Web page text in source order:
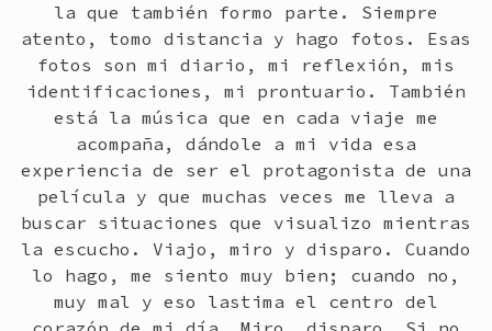
la que también formo parte. Siempre
atento, tomo distancia y hago fotos. Esas
fotos son mi diario, mi reflexión, mis
identificaciones, mi prontuario. También
está la música que en cada viaje me
acompaña, dándole a mi vida esa
experiencia de ser el protagonista de una
película y que muchas veces me lleva a
buscar situaciones que visualizo mientras
la escucho. Viajo, miro y disparo. Cuando
lo hago, me siento muy bien; cuando no,
muy mal y eso lastima el centro del